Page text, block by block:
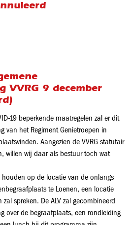
VVRG 9 december
19 beperkende maatregelen zal er dit
van het Regiment Genietroepen in
Aangezien de VVRG statutair
willen wij daar als bestuur toch wat
houden op de locatie van de onlangs
te Loenen, een locatie
spreken. De ALV zal gecombineerd
over de begraafplaats, een rondleiding